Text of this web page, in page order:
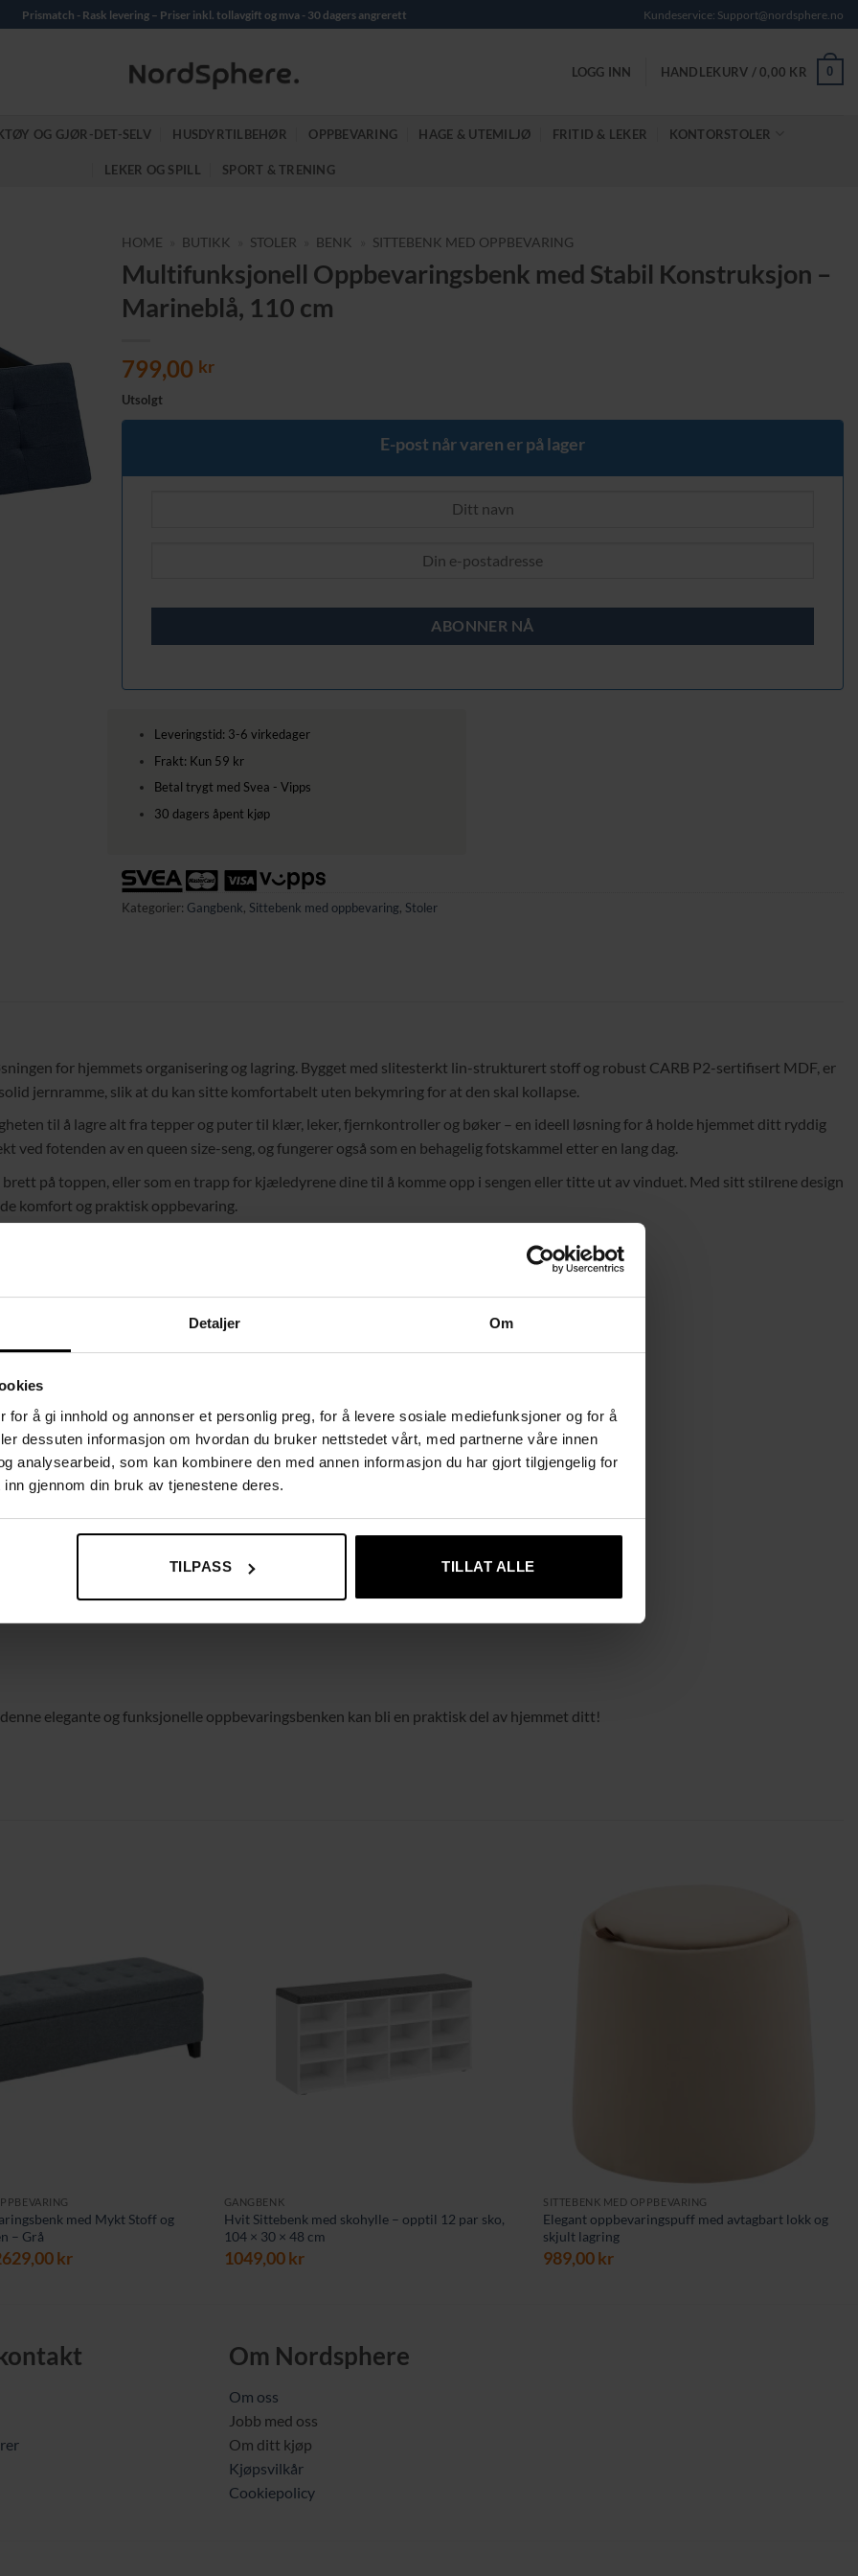
Detaljer Om
for å gi innhold og annonser et personlig preg, for å levere sosiale mediefunksjoner og for å
dessuten informasjon om hvordan du bruker nettstedet vårt, med partnerne våre innen
analysearbeid, som kan kombinere den med annen informasjon du har gjort tilgjengelig for
gjennom din bruk av tjenestene deres.
TILPASS TILLAT ALLE
Prismatch - Rask levering – Priser inkl. tollavgift og mva - 30 dagers angrerett Kundeservice: Support@nordsphere.no
LOGG INN HANDLEKURV /0,00 KR 0
OG GJØR-DET-SELV HUSDYRTILBEHØR OPPBEVARING HAGE & UTEMILJØ FRITID & LEKER KONTORSTOLER
LEKER OG SPILL SPORT & TRENING
HOME BUTIKK STOLER BENK SITTEBENK MED OPPBEVARING
Multifunksjonell Oppbevaringsbenk med Stabil Konstruksjon –
Marineblå, 110 cm
799,00 kr
Utsolgt
E-post når varen er på lager
Leveringstid: 3-6 virkedager
Frakt: Kun 59 kr
Betal trygt med Svea - Vipps
30 dagers åpent kjøp
Kategorier: Gangbenk, Sittebenk med oppbevaring, Stoler
for hjemmets organisering og lagring. Bygget med slitesterkt lin-strukturert stoff og robust CARB P2-sertifisert MDF, er
jernramme, slik at du kan sitte komfortabelt uten bekymring for at den skal kollapse.
til å lagre alt fra tepper og puter til klær, leker, fjernkontroller og bøker – en ideell løsning for å holde hjemmet ditt ryddig
ved fotenden av en queen size-seng, og fungerer også som en behagelig fotskammel etter en lang dag.
på toppen, eller som en trapp for kjæledyrene dine til å komme opp i sengen eller titte ut av vinduet. Med sitt stilrene design
komfort og praktisk oppbevaring.
elegante og funksjonelle oppbevaringsbenken kan bli en praktisk del av hjemmet ditt!
med Mykt Stoff og
– Grå
krNåværende
GANGBENK
Hvit Sittebenk med skohylle – opptil 12 par sko,
104 × 30 × 48 cm
1049,00kr
SITTEBENK MED OPPBEVARING
Elegant oppbevaringspuff med avtagbart lokk og
skjult lagring
989,00kr
Om Nordsphere
Om oss
Jobb med oss
Om ditt kjøp
Kjøpsvilkår
Cookiepolicy